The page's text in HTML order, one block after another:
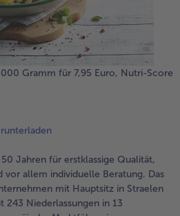
Gramm für 7,95 Euro, Nutri-Score
Jahren für erstklassige Qualität,
vor allem individuelle Beratung. Das
mit Hauptsitz in Straelen
Niederlassungen in 13